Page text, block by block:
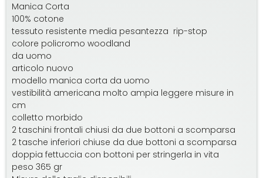
Manica Corta
100% cotone
tessuto resistente media pesantezza rip-stop
colore policromo woodland
da uomo
articolo nuovo
modello manica corta da uomo
vestibilità americana molto ampia leggere misure in
cm
colletto morbido
2 taschini frontali chiusi da due bottoni a scomparsa
2 tasche inferiori chiuse da due bottoni a scomparsa
doppia fettuccia con bottoni per stringerla in vita
peso 365 gr